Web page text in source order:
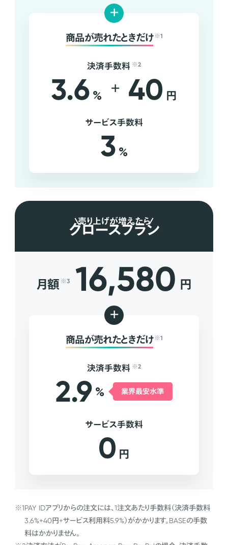
+
商品が売れたときだけ ※1
決済手数料 ※2
3.6 % + 40 円
サービス手数料
3 %
売り上げが増えたら
グロースプラン
月額 ※3 16,580 円
+
商品が売れたときだけ ※1
決済手数料 ※2
2.9 % 業界最安水準
サービス手数料
0 円
※1PAY IDアプリからの注文には、1注文あたり手数料（決済手数料
3.6%+40円+サービス利用料5.9%）がかかります。BASEの手数
料はかかりません。